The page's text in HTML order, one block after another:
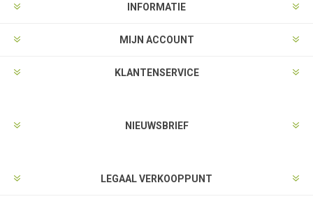
INFORMATIE
MIJN ACCOUNT
KLANTENSERVICE
NIEUWSBRIEF
LEGAAL VERKOOPPUNT